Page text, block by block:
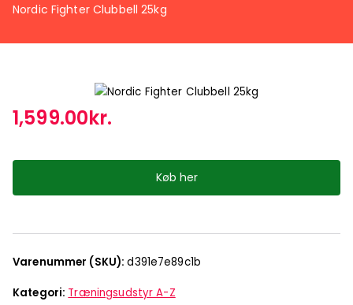
Nordic Fighter Clubbell 25kg
1,599.00kr.
Køb her
Varenummer (SKU):d391e7e89c1b
Kategori: Træningsudstyr A-Z